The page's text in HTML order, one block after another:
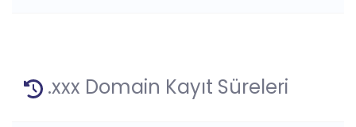
.xxx Domain Kayıt Süreleri